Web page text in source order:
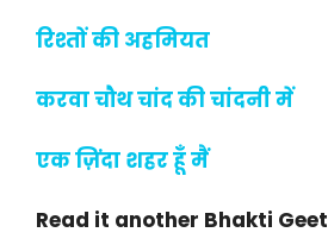
रिश्तों की अहमियत
करवा चौथ चांद की चांदनी में
एक ज़िंदा शहर हूँ मैं
Read it another Bhakti Geet